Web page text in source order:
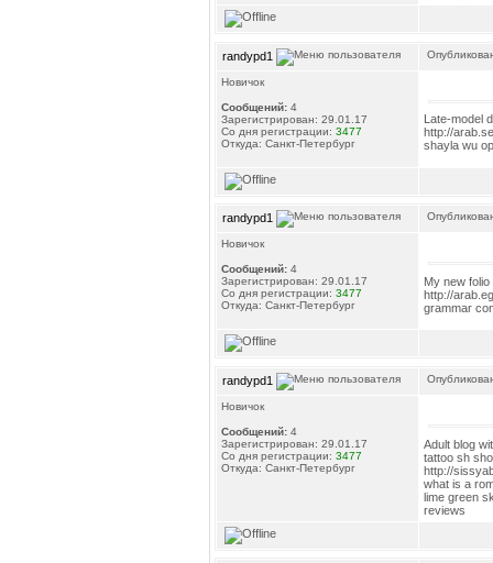
randypd1
Новичок
Сообщений: 4
Зарегистрирован: 29.01.17
Со дня регистрации: 3477
Откуда: Санкт-Петербург
Late-model
http://
shayla wu
randypd1
Новичок
Сообщений: 4
Зарегистрирован: 29.01.17
Со дня регистрации: 3477
Откуда: Санкт-Петербург
My new folio
http://
grammar
randypd1
Новичок
Сообщений: 4
Зарегистрирован: 29.01.17
Со дня регистрации: 3477
Откуда: Санкт-Петербург
Adult blog
tattoo sh
http://
what is a
lime green
reviews